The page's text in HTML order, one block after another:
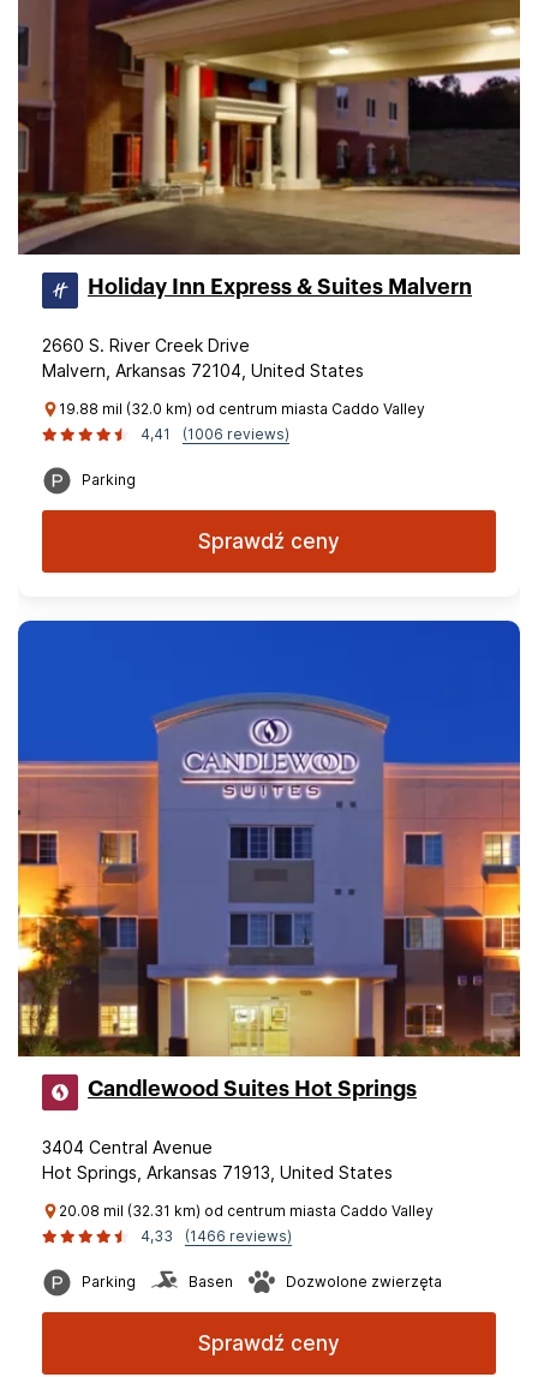
Holiday Inn Express & Suites Malvern
2660 S. River Creek Drive
Malvern, Arkansas 72104, United States
19.88 mil (32.0 km) od centrum miasta Caddo Valley
4,41
(1006 reviews)
Parking
Sprawdź ceny
Candlewood Suites Hot Springs
3404 Central Avenue
Hot Springs, Arkansas 71913, United States
20.08 mil (32.31 km) od centrum miasta Caddo Valley
4,33
(1466 reviews)
Parking Basen Dozwolone zwierzęta
Sprawdź ceny